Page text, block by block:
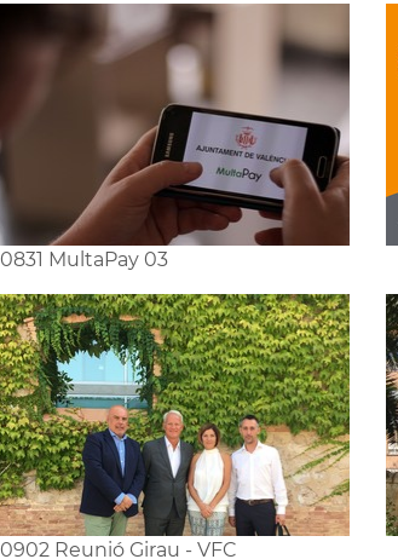
0831 MultaPay 03
0902 Reunió Girau - VFC